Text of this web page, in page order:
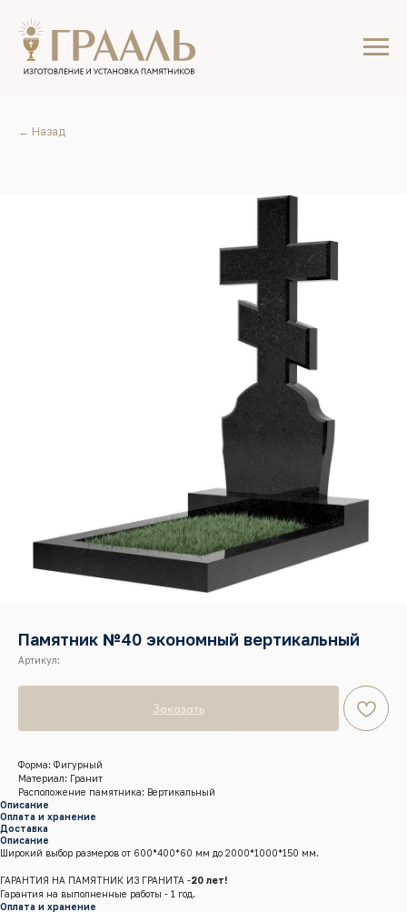
← Назад
Памятник №40 экономный вертикальный
Артикул:
Заказать
Форма: Фигурный
Материал: Гранит
Расположение памятника: Вертикальный
Описание
Оплата и хранение
Доставка
Описание
Широкий выбор размеров от 600*400*60 мм до 2000*1000*150 мм.
ГАРАНТИЯ НА ПАМЯТНИК ИЗ ГРАНИТА -20 лет!
Гарантия на выполненные работы - 1 год.
Оплата и хранение